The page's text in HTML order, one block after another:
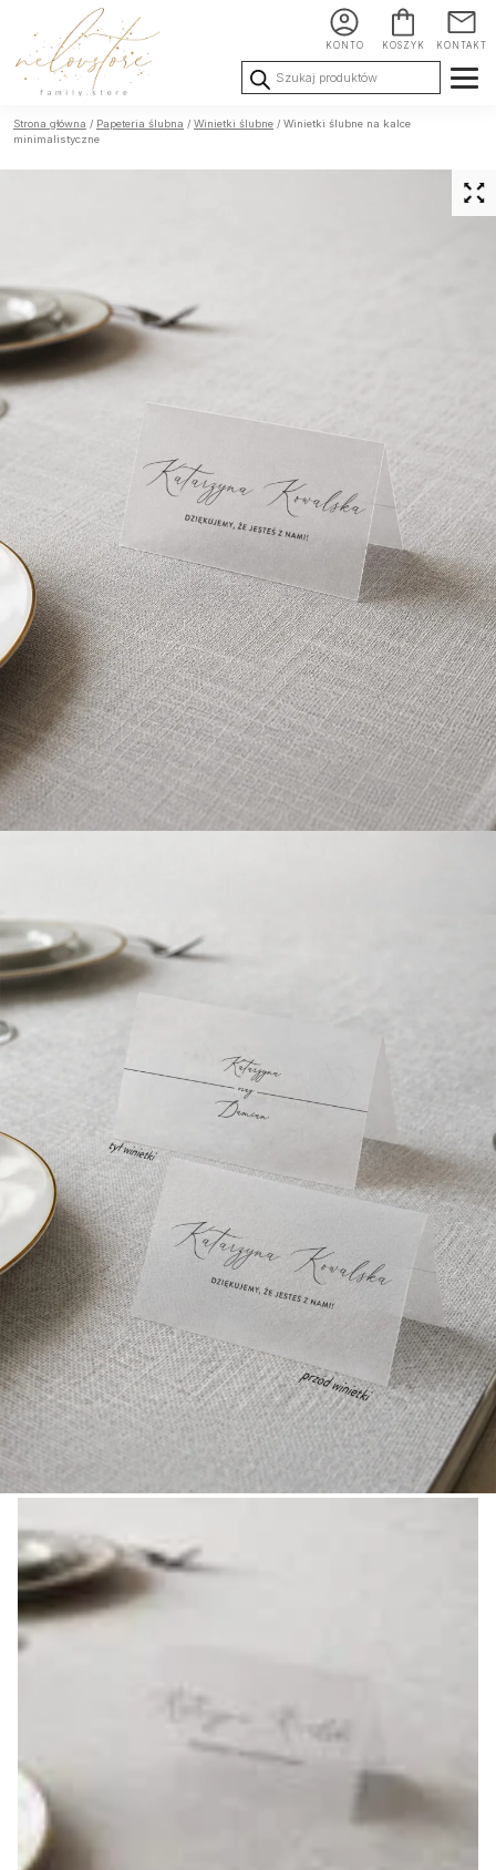
KONTO KOSZYK KONTAKT
Wyszukiwarka
produktów
Ślub i
Wesele
Chrzest i
Urodziny i
Strona główna / Papeteria ślubna / Winietki ślubne / Winietki ślubne na kalce
minimalistyczne